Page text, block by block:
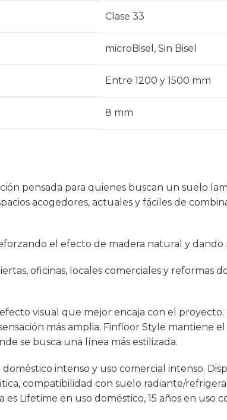
Clase 33
microBisel , Sin Bisel
Entre 1200 y 1500 mm
8 mm
pensada para quienes buscan un suelo
acogedores, actuales y fáciles de
el efecto de madera natural y
oficinas, locales comerciales y reformas
visual que mejor encaja con el
más amplia. Finfloor Style mantiene
se busca una línea más estilizada.
intenso y uso comercial intenso.
compatibilidad con suelo radiante/
Lifetime en uso doméstico, 15 años en uso